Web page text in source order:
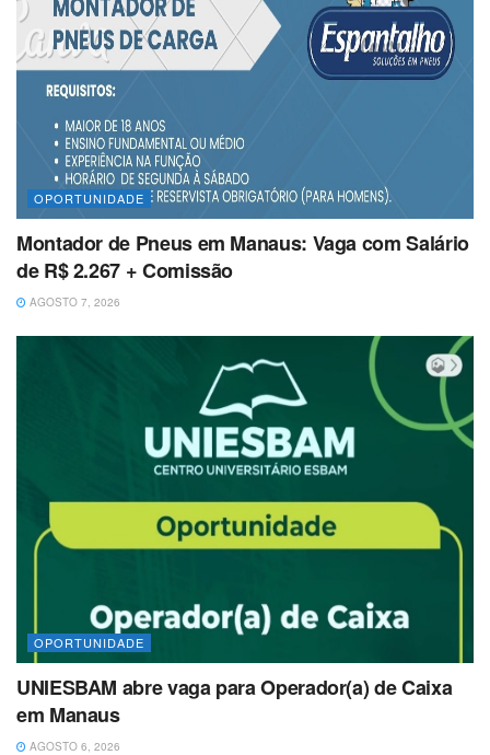
OPORTUNIDADE
Montador de Pneus em Manaus: Vaga com Salário
de R$ 2.267 + Comissão
AGOSTO 7, 2026
OPORTUNIDADE
UNIESBAM abre vaga para Operador(a) de Caixa
em Manaus
AGOSTO 6, 2026